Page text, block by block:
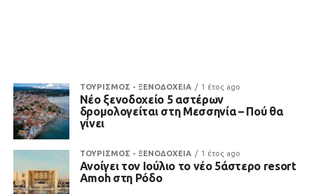
ΤΟΥΡΙΣΜΟΣ - ΞΕΝΟΔΟΧΕΙΑ 1 έτος ago
Νέο ξενοδοχείο 5 αστέρων
δρομολογείται στη Μεσσηνία – Πού θα
γίνει
ΤΟΥΡΙΣΜΟΣ - ΞΕΝΟΔΟΧΕΙΑ 1 έτος ago
Ανοίγει τον Ιούλιο το νέο 5άστερο resort
Amoh στη Ρόδο